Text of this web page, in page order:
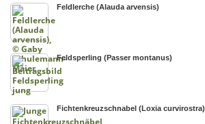
Feldlerche (Alauda arvensis)
Feldsperling (Passer montanus)
Fichtenkreuzschnabel (Loxia curvirostra)